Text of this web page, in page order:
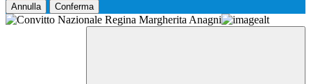
Annulla Conferma